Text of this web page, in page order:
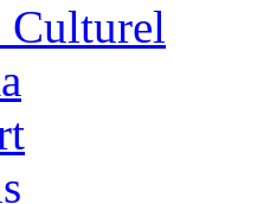
Culturel